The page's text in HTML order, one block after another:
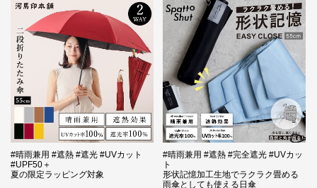
#晴雨兼用 #遮熱 #遮光 #UVカット
#UPF50＋
夏の限定ラッピング対象
#晴雨兼用 #遮熱 #完全遮光 #UVカッ
ト
形状記憶加工生地でラクラク畳める
雨傘としても使える日傘